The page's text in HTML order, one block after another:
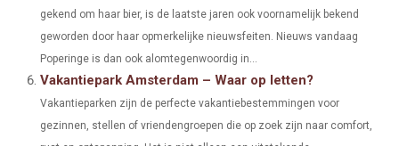
gekend om haar bier, is de laatste jaren ook voornamelijk bekend
geworden door haar opmerkelijke nieuwsfeiten. Nieuws vandaag
Poperinge is dan ook alomtegenwoordig in...
Vakantiepark Amsterdam – Waar op letten?
Vakantieparken zijn de perfecte vakantiebestemmingen voor
gezinnen, stellen of vriendengroepen die op zoek zijn naar comfort,